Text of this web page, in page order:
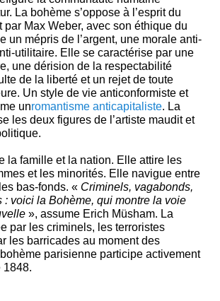
La bohème s’oppose à l’esprit du
Max Weber, avec son éthique du
un mépris de l’argent, une morale anti-
utilitaire. Elle se caractérise par une
une dérision de la respectabilité
de la liberté et un rejet de toute
Un style de vie anticonformiste et
unromantisme anticapitaliste. La
les deux figures de l’artiste maudit et
la famille et la nation. Elle attire les
et les minorités. Elle navigue entre
bas-fonds. « Criminels, vagabonds,
: voici la Bohème, qui montre la voie
», assume Erich Müsham. La
par les criminels, les terroristes
les barricades au moment des
parisienne participe activement
1848.